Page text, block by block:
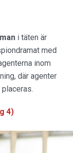
i täten är
med
inom
där agenter
4)